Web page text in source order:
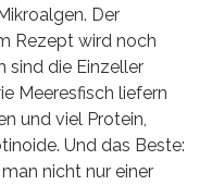
Der
Rezept wird noch
sind die Einzeller
Meeresfisch liefern
und viel Protein,
Und das Beste:
nicht nur einer